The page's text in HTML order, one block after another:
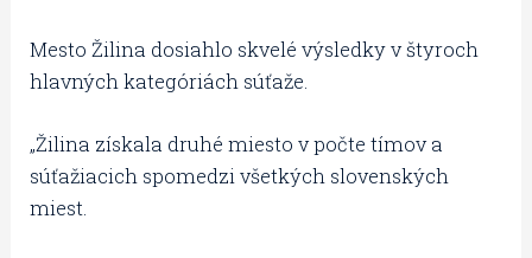
Mesto Žilina dosiahlo skvelé výsledky v štyroch
hlavných kategóriách súťaže.
„Žilina získala druhé miesto v počte tímov a
súťažiacich spomedzi všetkých slovenských
miest.